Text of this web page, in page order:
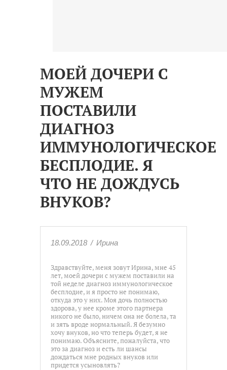
МОЕЙ ДОЧЕРИ С
МУЖЕМ
ПОСТАВИЛИ
ДИАГНОЗ
ИММУНОЛОГИЧЕСКОЕ
БЕСПЛОДИЕ. Я
ЧТО НЕ ДОЖДУСЬ
ВНУКОВ?
18.09.2018 / Ирина
Здравствуйте, меня зовут Ирина, мне 45
лет, моей дочери с мужем поставили на
той неделе диагноз иммунологическое
бесплодие, и я просто не понимаю,
откуда это у них. Моя дочь полностью
здорова, у нее кроме этого партнера
никого не было, ничем она не болела, та
и зять вроде нормальный. Я безумно
хочу внуков, но что теперь будет, я не
понимаю. Объясните, пожалуйста, что
это за диагноз и есть ли шансы
дождаться мне родных внуков или
придется усыновлять?